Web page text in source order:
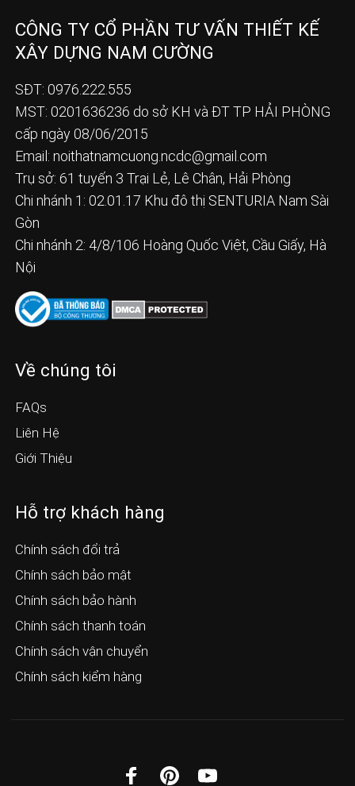
CÔNG TY CỔ PHẦN TƯ VẤN THIẾT KẾ
XÂY DỰNG NAM CƯỜNG
SĐT: 0976.222.555
MST: 0201636236 do sở KH và ĐT TP HẢI PHÒNG
cấp ngày 08/06/2015
Email: noithatnamcuong.ncdc@gmail.com
Trụ sở: 61 tuyến 3 Trại Lẻ, Lê Chân, Hải Phòng
Chi nhánh 1: 02.01.17 Khu đô thị SENTURIA Nam Sài
Gòn
Chi nhánh 2: 4/8/106 Hoàng Quốc Việt, Cầu Giấy, Hà
Nội
Về chúng tôi
FAQs
Liên Hệ
Giới Thiệu
Hỗ trợ khách hàng
Chính sách đổi trả
Chính sách bảo mật
Chính sách bảo hành
Chính sách thanh toán
Chính sách vận chuyển
Chính sách kiểm hàng